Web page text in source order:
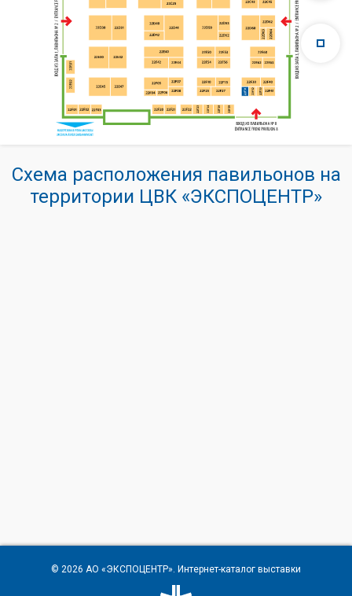
Схема расположения павильонов на
территории ЦВК «ЭКСПОЦЕНТР»
© 2026 АО «ЭКСПОЦЕНТР». Интернет-каталог выставки